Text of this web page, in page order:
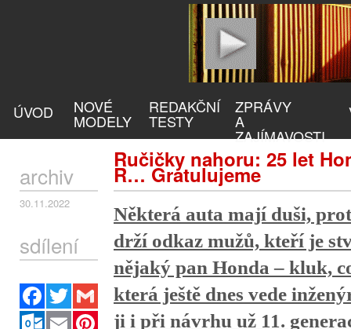
ÚVOD NOVÉ
MODELY
REDAKČNÍ
TESTY
ZPRÁVY
A
ZAJÍMAVOSTI
Ručičky nahoru: 25 let
R… Gratulujeme
archiv
30.11.2022
sdílení
Facebook
Twitter
Gmail
Outlook.com
Email
Pinterest
Některá auta mají duši,
drží odkaz mužů, kteří je
nějaký pan Honda – kluk,
která ještě dnes vede
ji i při návrhu už 11.